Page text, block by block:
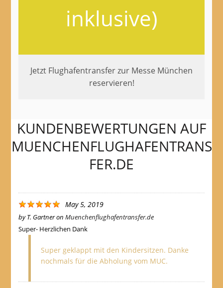
inklusive)
Jetzt Flughafentransfer zur Messe München
reservieren!
KUNDENBEWERTUNGEN AUF
MUENCHENFLUGHAFENTRANS
FER.DE
May 5, 2019
byT. Gartneron Muenchenflughafentransfer.de
Super- Herzlichen Dank
Super geklappt mit den Kindersitzen. Danke
nochmals für die Abholung vom MUC.